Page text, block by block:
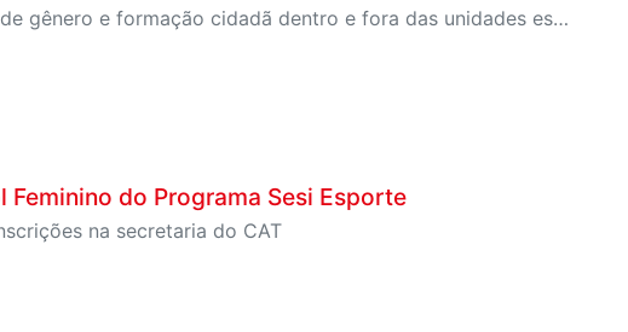
Juventudes AntiMisoginia promove igualdade de gênero e formação cidadã dentro e fora das unidades escolares
Feminino do Programa Sesi Esporte
na secretaria do CAT